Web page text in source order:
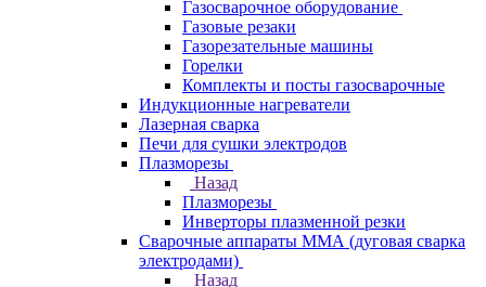
Газосварочное оборудование
Газовые резаки
Газорезательные машины
Горелки
Комплекты и посты газосварочные
Индукционные нагреватели
Лазерная сварка
Печи для сушки электродов
Плазморезы
Назад
Плазморезы
Инверторы плазменной резки
Сварочные аппараты ММА (дуговая сварка
электродами)
Назад